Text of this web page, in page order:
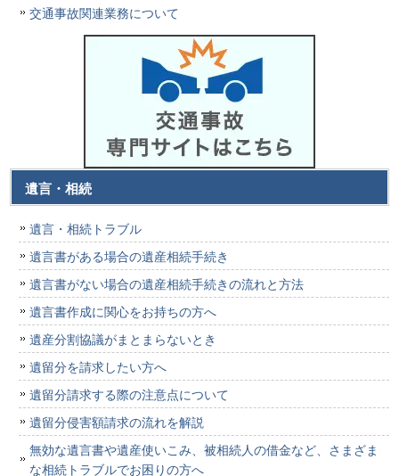
交通事故関連業務について
遺言・相続
遺言・相続トラブル
遺言書がある場合の遺産相続手続き
遺言書がない場合の遺産相続手続きの流れと方法
遺言書作成に関心をお持ちの方へ
遺産分割協議がまとまらないとき
遺留分を請求したい方へ
遺留分請求する際の注意点について
遺留分侵害額請求の流れを解説
無効な遺言書や遺産使いこみ、被相続人の借金など、さまざま
な相続トラブルでお困りの方へ